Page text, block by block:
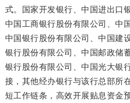
式。国家开发银行、中国进出口
中国工商银行股份有限公司、中
中国银行股份有限公司、中国建
银行股份有限公司、中国邮政储
银行股份有限公司、中国光大银
接，其他经办银行与该行总部所
短工作链条，高效开展贴息资金